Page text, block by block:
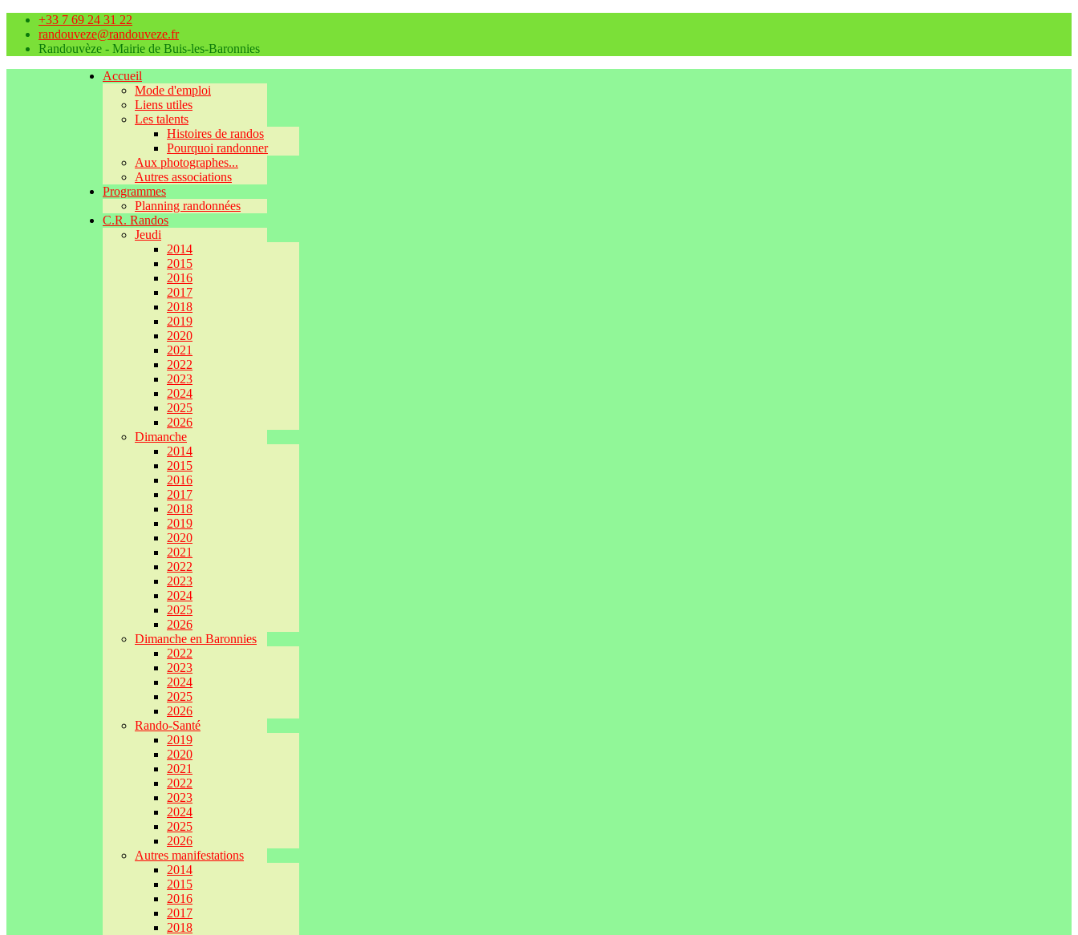
+33 7 69 24 31 22
randouveze@randouveze.fr
Randouvèze - Mairie de Buis-les-Baronnies
Accueil
Mode d'emploi
Liens utiles
Les talents
Histoires de randos
Pourquoi randonner
Aux photographes...
Autres associations
Programmes
Planning randonnées
C.R. Randos
Jeudi
2014
2015
2016
2017
2018
2019
2020
2021
2022
2023
2024
2025
2026
Dimanche
2014
2015
2016
2017
2018
2019
2020
2021
2022
2023
2024
2025
2026
Dimanche en Baronnies
2022
2023
2024
2025
2026
Rando-Santé
2019
2020
2021
2022
2023
2024
2025
2026
Autres manifestations
2014
2015
2016
2017
2018